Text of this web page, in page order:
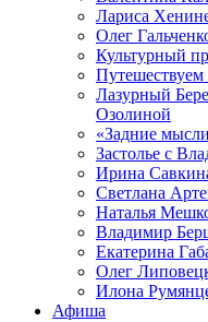
Лариса
Олег
Культурный
Лазурный
Озолиной
«Задние
Застолье с
Ирина
Светлана
Наталья
Владимир
Екатерина
Олег
Илона
Афиша